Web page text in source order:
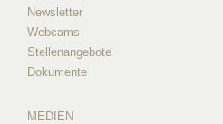
Newsletter
Webcams
Stellenangebote
Dokumente
MEDIEN